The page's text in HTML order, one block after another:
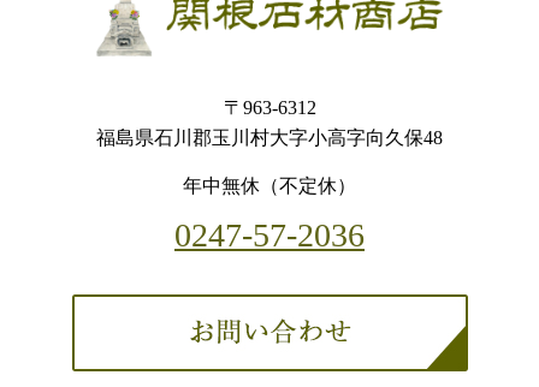
〒963-6312
福島県石川郡玉川村大字小高字向久保48
年中無休（不定休）
0247-57-2036